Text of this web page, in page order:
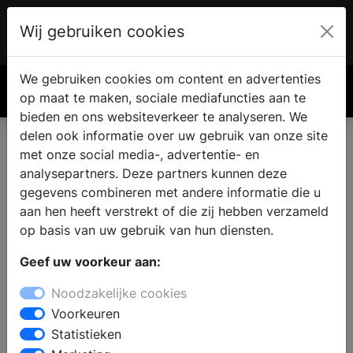
€ 0.00
Wij gebruiken cookies
We gebruiken cookies om content en advertenties
op maat te maken, sociale mediafuncties aan te
bieden en ons websiteverkeer te analyseren. We
delen ook informatie over uw gebruik van onze site
met onze social media-, advertentie- en
analysepartners. Deze partners kunnen deze
gegevens combineren met andere informatie die u
aan hen heeft verstrekt of die zij hebben verzameld
op basis van uw gebruik van hun diensten.
Geef uw voorkeur aan:
Noodzakelijke cookies
Voorkeuren
Statistieken